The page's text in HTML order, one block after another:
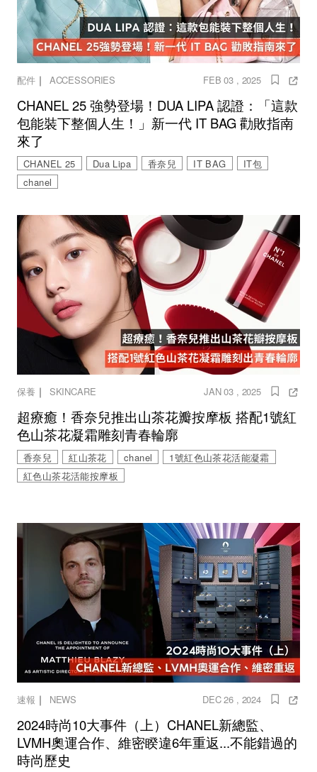
配件｜ ACCESSORIES FEB 03 , 2025
CHANEL 25 強勢登場！DUA LIPA 認證：「這款
包能裝下整個人生！」新一代 IT BAG 勸敗指南
來了
CHANEL 25 Dua Lipa 香奈兒 IT BAG
IT包
chanel
保養 ｜ SKINCARE JAN 03 , 2025
超療癒！香奈兒推出山茶花瓣按摩板 搭配1號紅
色山茶花凝霜雕刻青春輪廓
香奈兒 紅山茶花 chanel
1號紅色山茶花活能凝霜
紅色山茶花活能按摩板
速報 ｜ NEWS DEC 26 , 2024
2024時尚10大事件（上）CHANEL新總監、
LVMH奧運合作、維密睽違6年重返...不能錯過的
時尚歷史